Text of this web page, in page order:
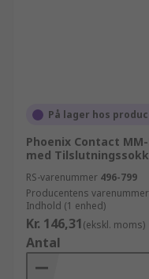
På lager hos
Phoenix Contact
med
RS-varenummer 496-799
Producentens varenummer
Indhold (1 enhed)
Kr. 146,31(ekskl. moms)
Antal